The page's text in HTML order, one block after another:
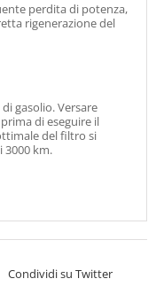
perdita di potenza,
rigenerazione del
gasolio. Versare
di eseguire il
del filtro si
km.
Condividi su Twitter